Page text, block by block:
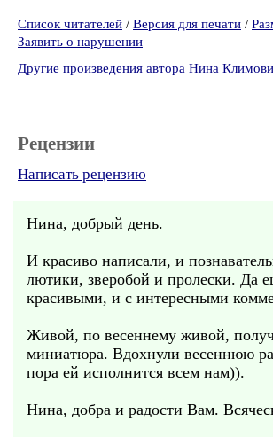
Список читателей / Версия для печати /
Заявить о нарушении
Другие произведения автора Нина
Рецензии
Написать рецензию
Нина, добрый день.
И красиво написали, и
лютики, зверобой и пролески. Да
красивыми, и с интересными
Живой, по весеннему живой,
миниатюра. Вдохнули весеннюю
пора ей исполнится всем нам)).
Нина, добра и радости Вам.